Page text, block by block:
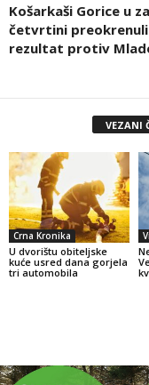
Košarkaši Gorice u
četvrtini preokrenuli
rezultat protiv
VEZANI
Crna Kronika
U dvorištu obiteljske
kuće usred dana gorjela
tri automobila